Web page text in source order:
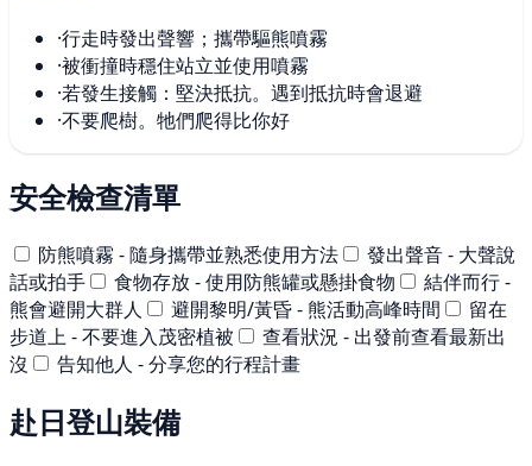
·行走時發出聲響；攜帶驅熊噴霧
·被衝撞時穩住站立並使用噴霧
·若發生接觸：堅決抵抗。遇到抵抗時會退避
·不要爬樹。牠們爬得比你好
安全檢查清單
防熊噴霧 - 隨身攜帶並熟悉使用方法
發出聲音 - 大聲說
話或拍手
食物存放 - 使用防熊罐或懸掛食物
結伴而行 -
熊會避開大群人
避開黎明/黃昏 - 熊活動高峰時間
留在
步道上 - 不要進入茂密植被
查看狀況 - 出發前查看最新出
沒
告知他人 - 分享您的行程計畫
赴日登山裝備